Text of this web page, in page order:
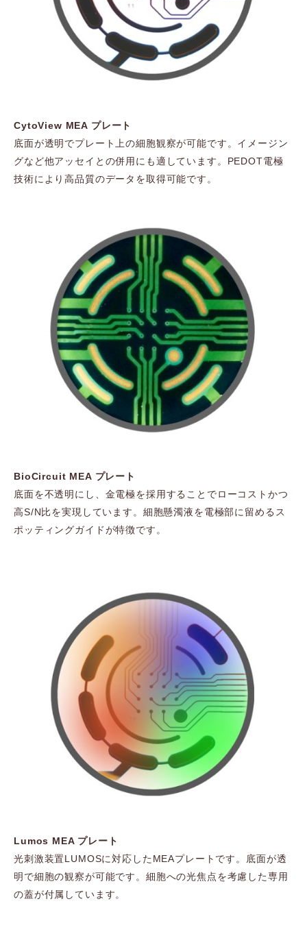
CytoView MEA プレート
底面が透明でプレート上の細胞観察が可能です。イメージン
グなど他アッセイとの併用にも適しています。PEDOT電極
技術により高品質のデータを取得可能です。
BioCircuit MEA プレート
底面を不透明にし、金電極を採用することでローコストかつ
高S/N比を実現しています。細胞懸濁液を電極部に留めるス
ポッティングガイドが特徴です。
Lumos MEA プレート
光刺激装置LUMOSに対応したMEAプレートです。底面が透
明で細胞の観察が可能です。細胞への光焦点を考慮した専用
の蓋が付属しています。